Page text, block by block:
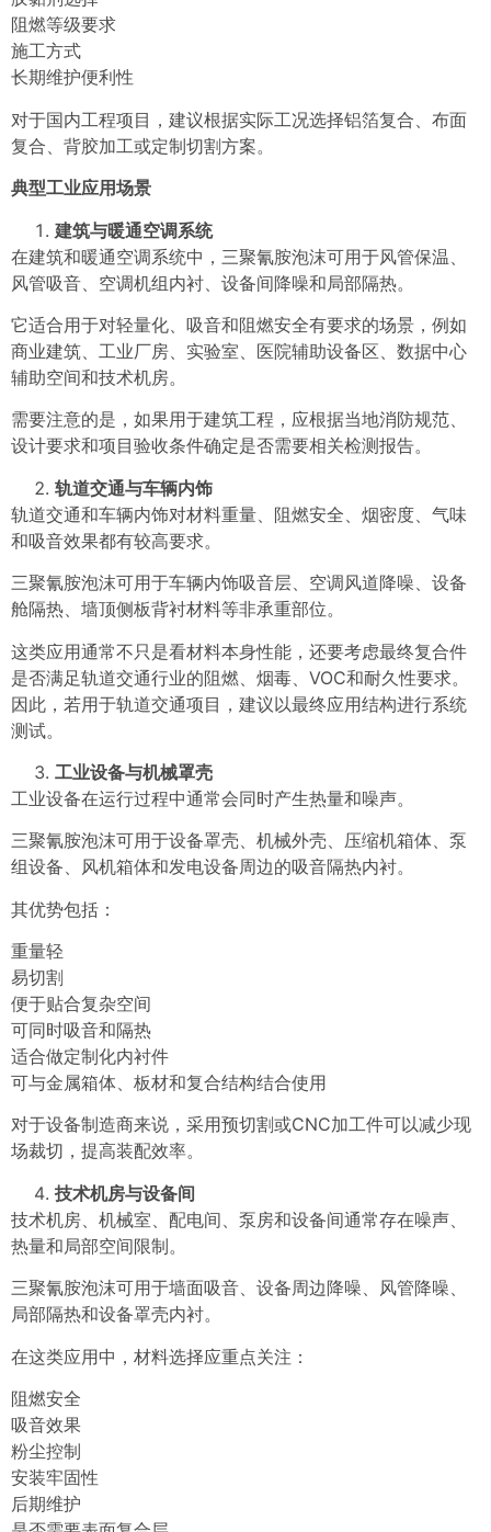
阻燃等级要求
施工方式
长期维护便利性
对于国内工程项目，建议根据实际工况选择铝箔复合、布面
复合、背胶加工或定制切割方案。
典型工业应用场景
建筑与暖通空调系统
在建筑和暖通空调系统中，三聚氰胺泡沫可用于风管保温、
风管吸音、空调机组内衬、设备间降噪和局部隔热。
它适合用于对轻量化、吸音和阻燃安全有要求的场景，例如
商业建筑、工业厂房、实验室、医院辅助设备区、数据中心
辅助空间和技术机房。
需要注意的是，如果用于建筑工程，应根据当地消防规范、
设计要求和项目验收条件确定是否需要相关检测报告。
轨道交通与车辆内饰
轨道交通和车辆内饰对材料重量、阻燃安全、烟密度、气味
和吸音效果都有较高要求。
三聚氰胺泡沫可用于车辆内饰吸音层、空调风道降噪、设备
舱隔热、墙顶侧板背衬材料等非承重部位。
这类应用通常不只是看材料本身性能，还要考虑最终复合件
是否满足轨道交通行业的阻燃、烟毒、VOC和耐久性要求。
因此，若用于轨道交通项目，建议以最终应用结构进行系统
测试。
工业设备与机械罩壳
工业设备在运行过程中通常会同时产生热量和噪声。
三聚氰胺泡沫可用于设备罩壳、机械外壳、压缩机箱体、泵
组设备、风机箱体和发电设备周边的吸音隔热内衬。
其优势包括：
重量轻
易切割
便于贴合复杂空间
可同时吸音和隔热
适合做定制化内衬件
可与金属箱体、板材和复合结构结合使用
对于设备制造商来说，采用预切割或CNC加工件可以减少现
场裁切，提高装配效率。
技术机房与设备间
技术机房、机械室、配电间、泵房和设备间通常存在噪声、
热量和局部空间限制。
三聚氰胺泡沫可用于墙面吸音、设备周边降噪、风管降噪、
局部隔热和设备罩壳内衬。
在这类应用中，材料选择应重点关注：
阻燃安全
吸音效果
粉尘控制
安装牢固性
后期维护